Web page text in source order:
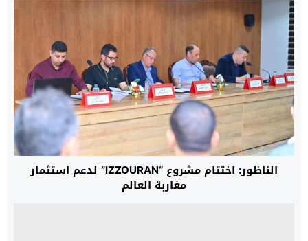
الناظور: اختتام مشروع “IZZOURAN” لدعم استثمار
مغاربة العالم